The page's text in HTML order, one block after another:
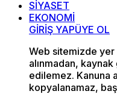
SİYASET
EKONOMİ
GİRİŞ YAPÜYE OL
Web sitemizde
alınmadan,
edilemez. Kanuna
kopyalanamaz,